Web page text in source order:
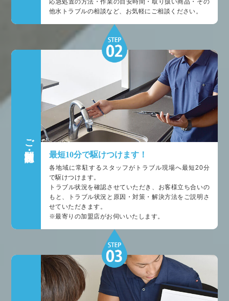
応急処置の方法・作業の目安時間・取り扱い商品・その
他水トラブルの相談など、お気軽にご相談ください。
ご訪問・状況確認
最短10分で駆けつけます！
各地域に常駐するスタッフがトラブル現場へ最短20分
で駆けつけます。
トラブル状況を確認させていただき、お客様立ち合いの
もと、トラブル状況と原因・対策・解決方法をご説明さ
せていただきます。
※最寄りの加盟店がお伺いいたします。